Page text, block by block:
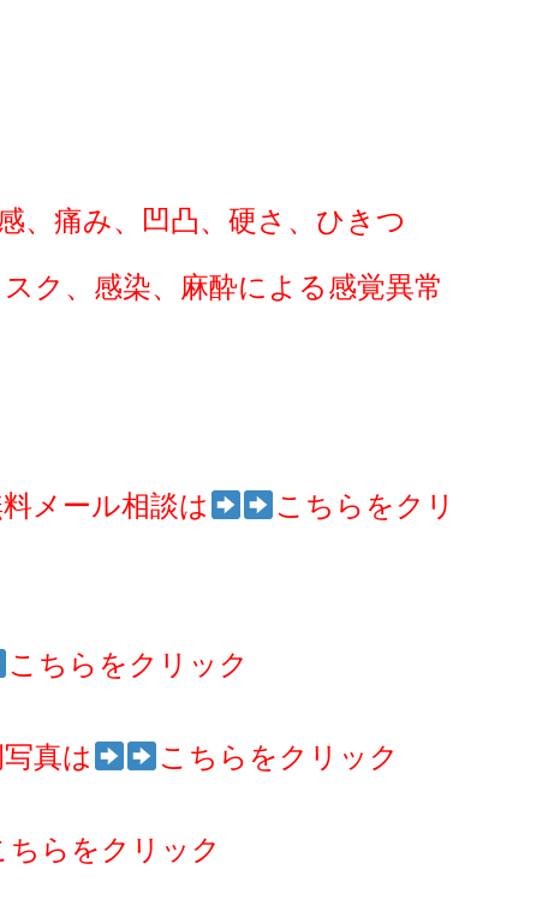
、痛み、凹凸、硬さ、ひきつ
ク、感染、麻酔による感覚異常
メール相談は こちらをクリ
こちらをクリック
真は こちらをクリック
ちらをクリック